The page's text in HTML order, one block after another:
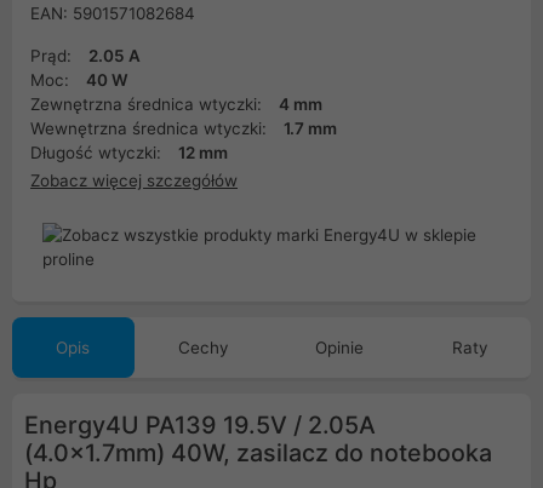
EAN: 5901571082684
Prąd:
2.05 A
Moc:
40 W
Zewnętrzna średnica wtyczki:
4 mm
Wewnętrzna średnica wtyczki:
1.7 mm
Długość wtyczki:
12 mm
Zobacz więcej szczegółów
Opis Cechy Opinie Raty
Energy4U PA139 19.5V / 2.05A
(4.0x1.7mm) 40W, zasilacz do notebooka
Hp